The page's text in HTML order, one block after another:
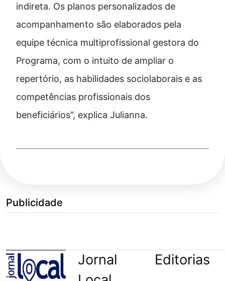
indireta. Os planos personalizados de
acompanhamento são elaborados pela
equipe técnica multiprofissional gestora do
Programa, com o intuito de ampliar o
repertório, as habilidades sociolaborais e as
competências profissionais dos
beneficiários”, explica Julianna.
Publicidade
Jornal
Editorias